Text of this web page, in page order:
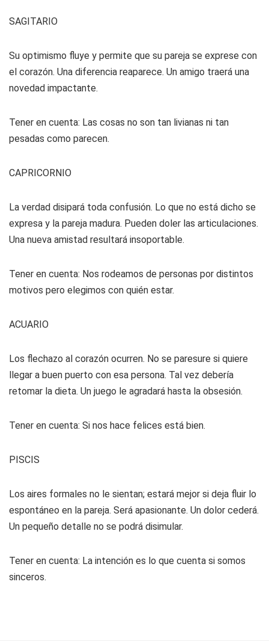
SAGITARIO
Su optimismo fluye y permite que su pareja se exprese con
el corazón. Una diferencia reaparece. Un amigo traerá una
novedad impactante.
Tener en cuenta: Las cosas no son tan livianas ni tan
pesadas como parecen.
CAPRICORNIO
La verdad disipará toda confusión. Lo que no está dicho se
expresa y la pareja madura. Pueden doler las articulaciones.
Una nueva amistad resultará insoportable.
Tener en cuenta: Nos rodeamos de personas por distintos
motivos pero elegimos con quién estar.
ACUARIO
Los flechazo al corazón ocurren. No se paresure si quiere
llegar a buen puerto con esa persona. Tal vez debería
retomar la dieta. Un juego le agradará hasta la obsesión.
Tener en cuenta: Si nos hace felices está bien.
PISCIS
Los aires formales no le sientan; estará mejor si deja fluir lo
espontáneo en la pareja. Será apasionante. Un dolor cederá.
Un pequeño detalle no se podrá disimular.
Tener en cuenta: La intención es lo que cuenta si somos
sinceros.